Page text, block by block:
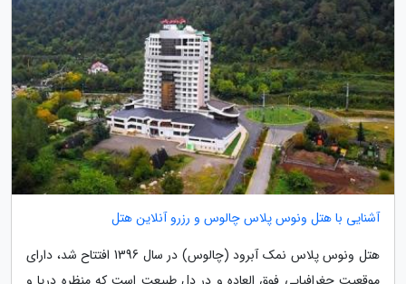
آشنایی با هتل ونوس پلاس چالوس و رزرو آنلاین هتل
هتل ونوس پلاس نمک آبرود (چالوس) در سال 1396 افتتاح شد، دارای